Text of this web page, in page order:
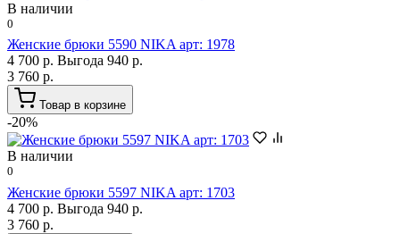
В наличии
0
Женские брюки 5590 NIKA арт: 1978
4 700 р. Выгода 940 р.
3 760 р.
Товар в корзине
-20%
В наличии
0
Женские брюки 5597 NIKA арт: 1703
4 700 р. Выгода 940 р.
3 760 р.